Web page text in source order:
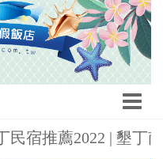
宿推薦2022 | 墾丁南